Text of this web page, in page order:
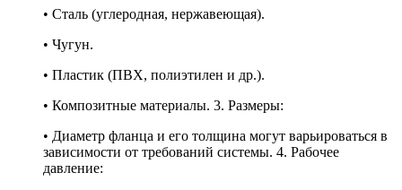
• Сталь (углеродная, нержавеющая).
• Чугун.
• Пластик (ПВХ, полиэтилен и др.).
• Композитные материалы. 3. Размеры:
• Диаметр фланца и его толщина могут варьироваться в
зависимости от требований системы. 4. Рабочее
давление: